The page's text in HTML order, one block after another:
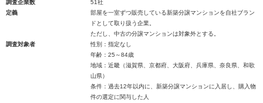
調査企業数
51社
定義
部屋を一室ずつ販売している新築分譲マンションを自社ブラン
ドとして取り扱う企業。
ただし、中古の分譲マンションは対象外とする。
調査対象者
性別：指定なし
年齢：25～84歳
地域：近畿（滋賀県、京都府、大阪府、兵庫県、奈良県、和歌
山県）
条件：過去12年以内に、新築分譲マンションに入居し、購入物
件の選定に関与した人